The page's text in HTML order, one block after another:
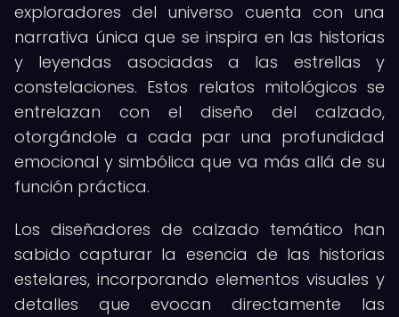
exploradores del universo cuenta con una
narrativa única que se inspira en las historias
y leyendas asociadas a las estrellas y
constelaciones. Estos relatos mitológicos se
entrelazan con el diseño del calzado,
otorgándole a cada par una profundidad
emocional y simbólica que va más allá de su
función práctica.
Los diseñadores de calzado temático han
sabido capturar la esencia de las historias
estelares, incorporando elementos visuales y
detalles que evocan directamente las